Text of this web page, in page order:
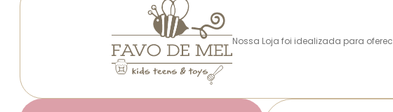
Nossa Loja foi idealizada para